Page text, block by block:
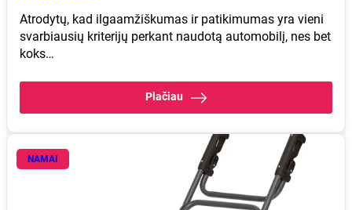
Atrodytų, kad ilgaamžiškumas ir patikimumas yra vieni
svarbiausių kriterijų perkant naudotą automobilį, nes bet
koks…
Plačiau
NAMAI